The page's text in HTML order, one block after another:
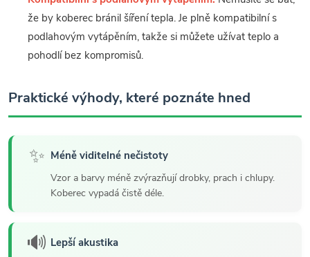
že by koberec bránil šíření tepla. Je plně kompatibilní s
podlahovým vytápěním, takže si můžete užívat teplo a
pohodlí bez kompromisů.
Praktické výhody, které poznáte hned
✨ Méně viditelné nečistoty
Vzor a barvy méně zvýrazňují drobky, prach i chlupy.
Koberec vypadá čistě déle.
🔊 Lepší akustika